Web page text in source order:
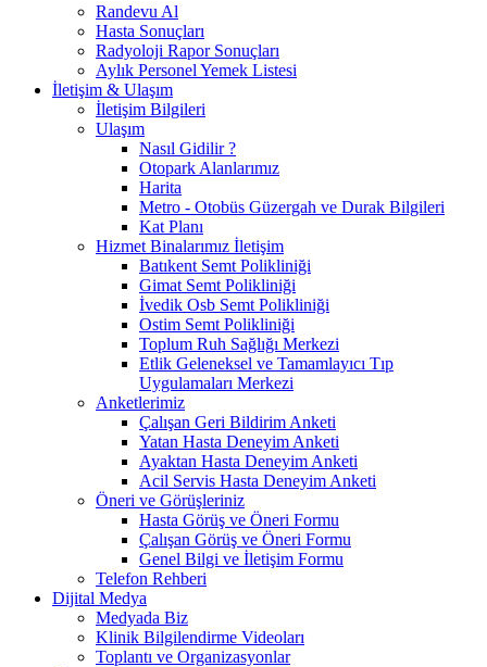
Randevu Al
Hasta Sonuçları
Radyoloji Rapor Sonuçları
Aylık Personel Yemek Listesi
İletişim & Ulaşım
İletişim Bilgileri
Ulaşım
Nasıl Gidilir ?
Otopark Alanlarımız
Harita
Metro - Otobüs Güzergah ve Durak Bilgileri
Kat Planı
Hizmet Binalarımız İletişim
Batıkent Semt Polikliniği
Gimat Semt Polikliniği
İvedik Osb Semt Polikliniği
Ostim Semt Polikliniği
Toplum Ruh Sağlığı Merkezi
Etlik Geleneksel ve Tamamlayıcı Tıp
Uygulamaları Merkezi
Anketlerimiz
Çalışan Geri Bildirim Anketi
Yatan Hasta Deneyim Anketi
Ayaktan Hasta Deneyim Anketi
Acil Servis Hasta Deneyim Anketi
Öneri ve Görüşleriniz
Hasta Görüş ve Öneri Formu
Çalışan Görüş ve Öneri Formu
Genel Bilgi ve İletişim Formu
Telefon Rehberi
Dijital Medya
Medyada Biz
Klinik Bilgilendirme Videoları
Toplantı ve Organizasyonlar